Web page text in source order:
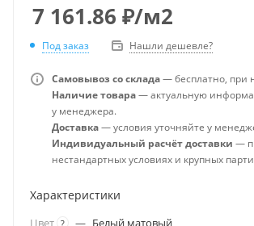
7 161.86 ₽/м2
Под заказ Нашли дешевле?
Самовывоз со склада— бесплатно, при
Наличие товара— актуальную
у менеджера.
Доставка— условия уточняйте у
Индивидуальный расчёт доставки —
нестандартных условиях и крупных
Характеристики
Цвет ? — Белый матовый